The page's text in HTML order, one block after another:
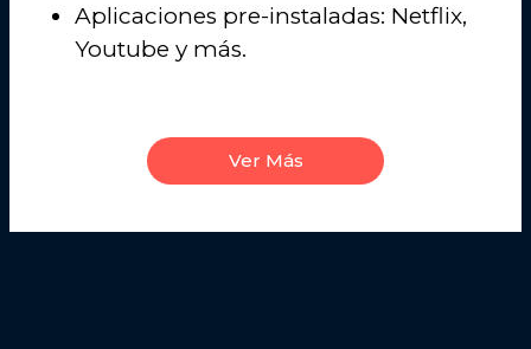
Aplicaciones pre-instaladas: Netflix,
Youtube y más.
Ver Más